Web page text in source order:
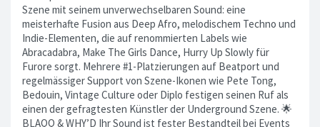
Szene mit seinem unverwechselbaren Sound: eine
meisterhafte Fusion aus Deep Afro, melodischem Techno und
Indie-Elementen, die auf renommierten Labels wie
Abracadabra, Make The Girls Dance, Hurry Up Slowly für
Furore sorgt. Mehrere #1-Platzierungen auf Beatport und
regelmässiger Support von Szene-Ikonen wie Pete Tong,
Bedouin, Vintage Culture oder Diplo festigen seinen Ruf als
einen der gefragtesten Künstler der Underground Szene. 🌟
BLAQQ & WHY’D Ihr Sound ist fester Bestandteil bei Events